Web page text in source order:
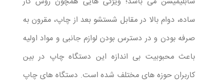
ساده، دوام بالا در مقابل شستشو بعد از چاپ، مقرون به
صرفه بودن و در دسترس بودن لوازم جانبی و مواد اولیه
باعث محبوبیت بی اندازه این دستگاه چاپ در بین
کاربران حوزه های مختلف شده است. دستگاه های چاپ